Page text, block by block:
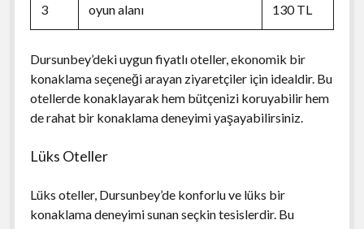
3
oyun alanı
130 TL
Dursunbey’deki uygun fiyatlı oteller, ekonomik bir
konaklama seçeneği arayan ziyaretçiler için idealdir. Bu
otellerde konaklayarak hem bütçenizi koruyabilir hem
de rahat bir konaklama deneyimi yaşayabilirsiniz.
Lüks Oteller
Lüks oteller, Dursunbey’de konforlu ve lüks bir
konaklama deneyimi sunan seçkin tesislerdir. Bu